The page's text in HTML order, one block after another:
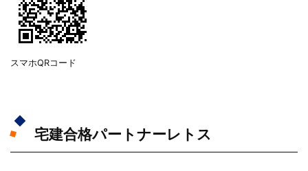
スマホQRコード
宅建合格パートナーレトス